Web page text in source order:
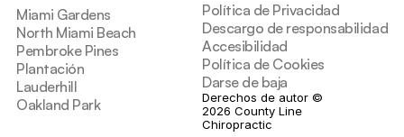
Miami Gardens
North Miami Beach
Pembroke Pines
Plantación
Lauderhill
Oakland Park
Política de Privacidad
Descargo de responsabilidad
Accesibilidad
Política de Cookies
Darse de baja
Derechos de autor ©
2026 County Line
Chiropractic